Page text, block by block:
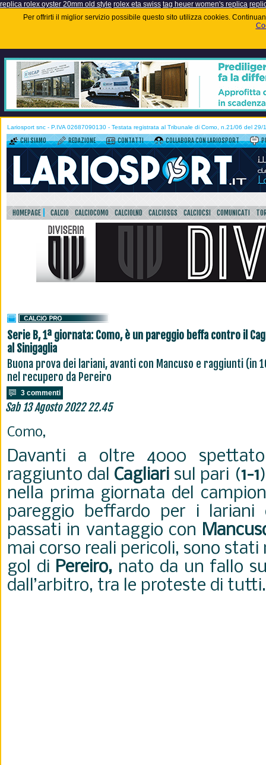
replica rolex oyster 20mm old style rolex eta swiss tag heuer women's replica
Per offrirti il miglior servizio possibile questo sito utilizza cookies.
Lariosport snc - P.IVA 02687090130 - Testata registrata al Tribunale di Como, n.21/06 del 29/
CHI SIAMO REDAZIONE CONTATTI COLLABORA CON LARIOSPORT
HOMEPAGE CALCIO CALCIOCOMO CALCIOLND CALCIOSGS CALCIOCSI COMUNICATI
Serie B, 1ª giornata: Como, è un pareggio beffa contro il
al Sinigaglia
Buona prova dei lariani, avanti con Mancuso e raggiunti (in
nel recupero da Pereiro
3 commenti
Sab 13 Agosto 2022 22.45
Como,
Davanti a oltre 4000
raggiunto dal Cagliari sul pari (1-1
nella prima giornata del
pareggio beffardo per i lariani
passati in vantaggio con
mai corso reali pericoli, sono stati
gol di Pereiro, nato da un fallo
dall’arbitro, tra le proteste di